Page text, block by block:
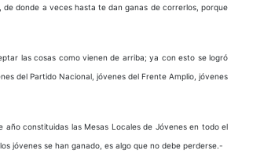
donde a veces hasta te dan ganas de correrlos, porque
las cosas como vienen de arriba; ya con esto se logró
del Partido Nacional, jóvenes del Frente Amplio, jóvenes
constituidas las Mesas Locales de Jóvenes en todo el
jóvenes se han ganado, es algo que no debe perderse.-